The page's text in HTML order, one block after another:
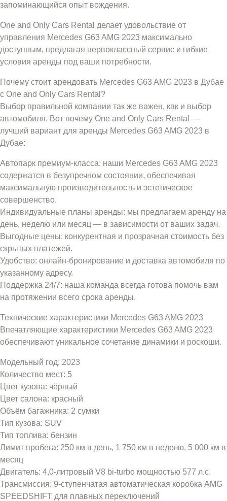
запоминающийся опыт вождения.
One and Only Cars Rental делает удовольствие от
управления Mercedes G63 AMG 2023 максимально
доступным, предлагая первоклассный сервис и гибкие
условия аренды под ваши потребности.
Почему стоит арендовать Mercedes G63 AMG 2023 в Дубае
с One and Only Cars Rental?
Выбор правильной компании так же важен, как и выбор
автомобиля. Вот почему One and Only Cars Rental —
лучший вариант для аренды Mercedes G63 AMG 2023 в
Дубае:
Автопарк премиум-класса: наши Mercedes G63 AMG 2023
содержатся в безупречном состоянии, обеспечивая
максимальную производительность и эстетическое
совершенство.
Индивидуальные планы аренды: мы предлагаем аренду на
день, неделю или месяц — в зависимости от ваших задач.
Выгодные цены: конкурентная и прозрачная стоимость без
скрытых платежей.
Удобство: онлайн-бронирование и доставка автомобиля по
указанному адресу.
Поддержка 24/7: наша команда всегда готова помочь вам
на протяжении всего срока аренды.
Технические характеристики Mercedes G63 AMG 2023
Впечатляющие характеристики Mercedes G63 AMG 2023
обеспечивают уникальное сочетание динамики и роскоши.
Модельный год: 2023
Количество мест: 5
Цвет кузова: чёрный
Цвет салона: красный
Объём багажника: 2 сумки
Тип кузова: SUV
Тип топлива: бензин
Лимит пробега: 250 км в день, 1 750 км в неделю, 5 000 км в
месяц
Двигатель: 4,0-литровый V8 bi-turbo мощностью 577 л.с.
Трансмиссия: 9-ступенчатая автоматическая коробка AMG
SPEEDSHIFT для плавных переключений